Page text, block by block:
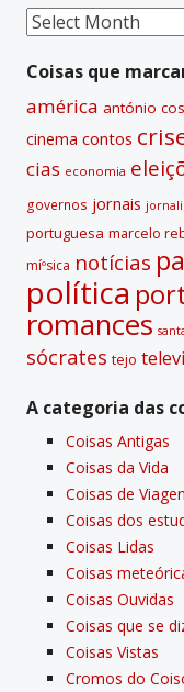
Coisas
Coisas que
américa antónio
cinema contos
cias economia
governos jornais
portuguesa marcelo
míºsica notí­cias
polí­tica
romances
sócrates tejo
A categoria das
Coisas Antigas
Coisas da Vida
Coisas de
Coisas dos
Coisas Lidas
Coisas
Coisas Ouvidas
Coisas que se
Coisas Vistas
Cromos do